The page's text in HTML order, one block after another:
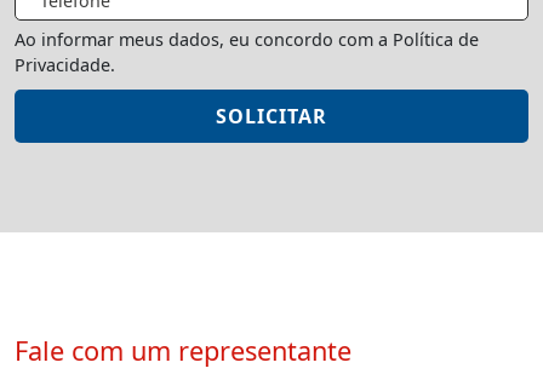
Ao informar meus dados, eu concordo com a Política de
Privacidade.
Fale com um representante